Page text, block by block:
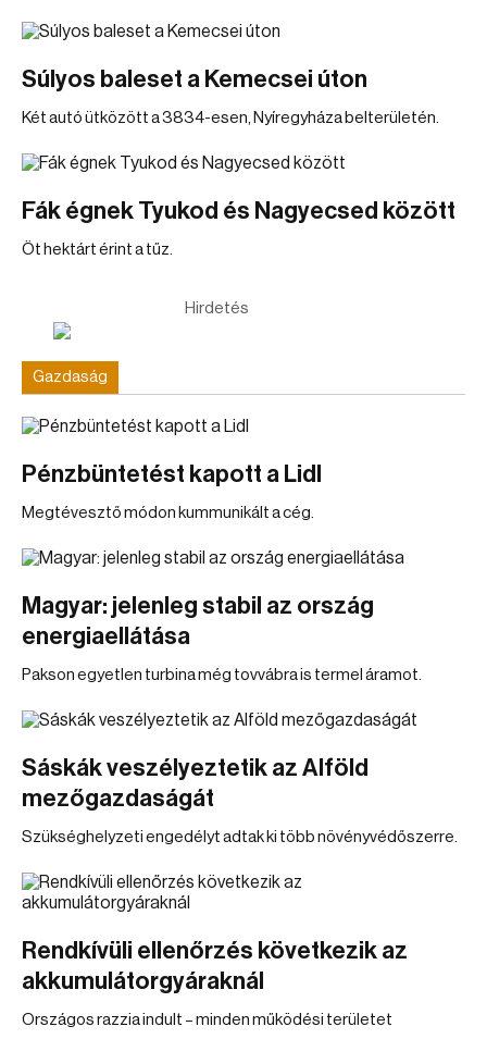
Súlyos baleset a Kemecsei úton
Két autó ütközött a 3834-esen, Nyíregyháza belterületén.
Fák égnek Tyukod és Nagyecsed között
Öt hektárt érint a tűz.
Hirdetés
Gazdaság
Pénzbüntetést kapott a Lidl
Megtévesztő módon kummunikált a cég.
Magyar: jelenleg stabil az ország
energiaellátása
Pakson egyetlen turbina még tovvábra is termel áramot.
Sáskák veszélyeztetik az Alföld
mezőgazdaságát
Szükséghelyzeti engedélyt adtak ki több növényvédőszerre.
Rendkívüli ellenőrzés következik az
akkumulátorgyáraknál
Országos razzia indult – minden működési területet